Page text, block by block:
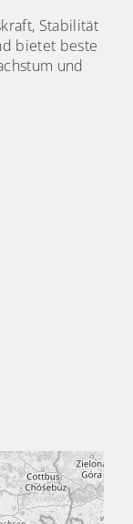
Stabilität
bietet beste
und